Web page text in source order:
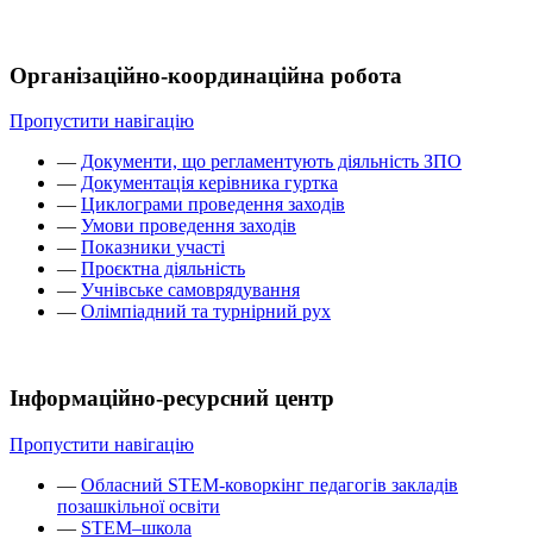
Організаційно-координаційна робота
Пропустити навігацію
— Документи, що регламентують діяльність ЗПО
— Документація керівника гуртка
— Циклограми проведення заходів
— Умови проведення заходів
— Показники участі
— Проєктна діяльність
— Учнівське самоврядування
— Олімпіадний та турнірний рух
Інформаційно-ресурсний центр
Пропустити навігацію
— Обласний STEM-коворкінг педагогів закладів
позашкільної освіти
— STEM–школа